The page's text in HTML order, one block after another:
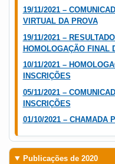
19/11/2021 –
VIRTUAL DA PROVA
19/11/2021 –
HOMOLOGAÇÃO FINAL
10/11/2021 –
INSCRIÇÕES
05/11/2021 –
INSCRIÇÕES
01/10/2021 – CHAMADA
Publicações de 2020